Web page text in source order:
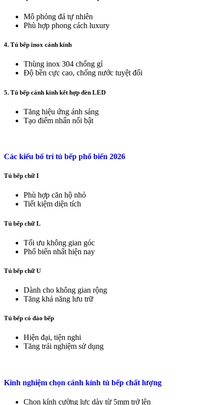
Mô phỏng đá tự nhiên
Phù hợp phong cách luxury
4. Tủ bếp inox cánh kính
Thùng inox 304 chống gỉ
Độ bền cực cao, chống nước tuyệt đối
5. Tủ bếp cánh kính kết hợp đèn LED
Tăng hiệu ứng ánh sáng
Tạo điểm nhấn nổi bật
Các kiểu bố trí tủ bếp phổ biến 2026
Tủ bếp chữ I
Phù hợp căn hộ nhỏ
Tiết kiệm diện tích
Tủ bếp chữ L
Tối ưu không gian góc
Phổ biến nhất hiện nay
Tủ bếp chữ U
Dành cho không gian rộng
Tăng khả năng lưu trữ
Tủ bếp có đảo bếp
Hiện đại, tiện nghi
Tăng trải nghiệm sử dụng
Kinh nghiệm chọn cánh kính tủ bếp chất lượng
Chọn kính cường lực dày từ 5mm trở lên